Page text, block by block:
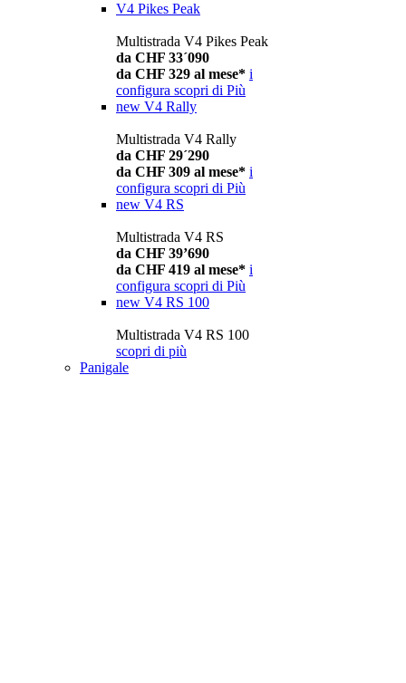
V4 Pikes Peak
Multistrada V4 Pikes Peak
da CHF 33´090
da CHF 329 al mese* i
configura scopri di Più
new V4 Rally
Multistrada V4 Rally
da CHF 29´290
da CHF 309 al mese* i
configura scopri di Più
new V4 RS
Multistrada V4 RS
da CHF 39’690
da CHF 419 al mese* i
configura scopri di Più
new V4 RS 100
Multistrada V4 RS 100
scopri di più
Panigale